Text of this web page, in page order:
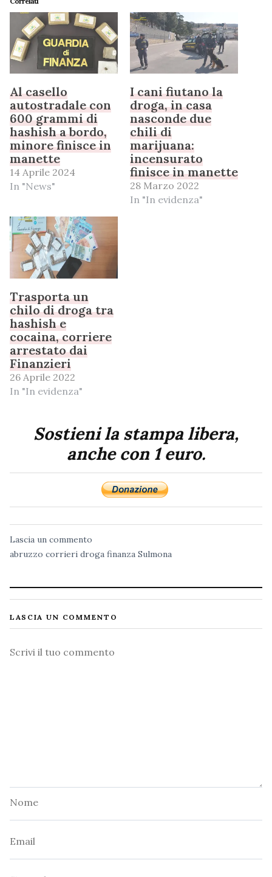
Al casello
autostradale con
600 grammi di
hashish a bordo,
minore finisce in
manette
14 Aprile 2024
In "News"
I cani fiutano la
droga, in casa
nasconde due
chili di
marijuana:
incensurato
finisce in manette
28 Marzo 2022
In "In evidenza"
Trasporta un
chilo di droga tra
hashish e
cocaina, corriere
arrestato dai
Finanzieri
26 Aprile 2022
In "In evidenza"
Sostieni la stampa libera,
anche con 1 euro.
Lascia un commento
abruzzo corrieri droga finanza Sulmona
LASCIA UN COMMENTO
Commento